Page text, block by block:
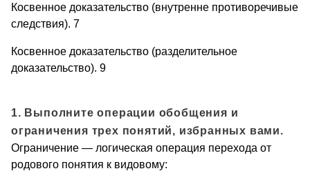
Косвенное доказательство (внутренне противоречивые
следствия). 7
Косвенное доказательство (разделительное
доказательство). 9
1. Выполните операции обобщения и
ограничения трех понятий, избранных вами.
Ограничение — логическая операция перехода от
родового понятия к видовому: